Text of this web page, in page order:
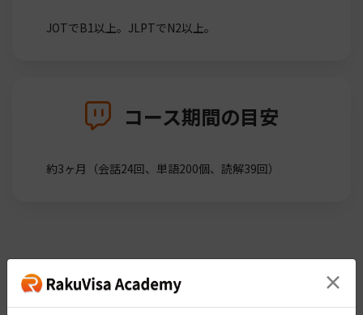
JOTでB1以上。JLPTでN2以上。
コース期間の目安
約3ヶ月（会話24回、単語200個、読解39回）
ITカリキュラムコース ×